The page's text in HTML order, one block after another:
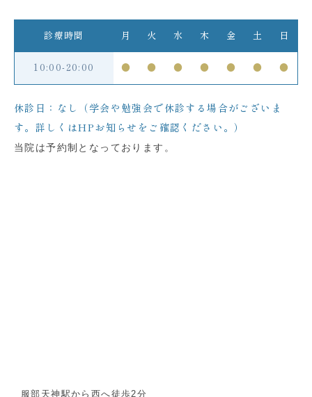
診療時間 月 火 水 木 金 土 日
10:00-20:00 ● ● ● ● ● ● ●
休診日：なし（学会や勉強会で休診する場合がございま
す。詳しくはHPお知らせをご確認ください。）
当院は予約制となっております。
服部天神駅から西へ徒歩2分